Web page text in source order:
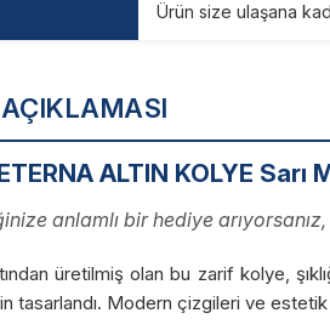
ALTIN KOLYE Sarı
anlamlı bir hediye
üretilmiş olan bu zarif kolye,
tasarlandı. Modern çizgileri ve estetik
Ürün size ulaşana